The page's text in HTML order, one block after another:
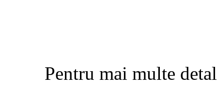
Pentru mai multe